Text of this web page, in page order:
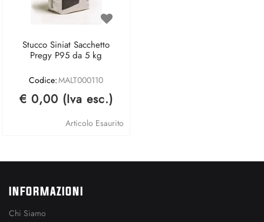
Stucco Siniat Sacchetto
Pregy P95 da 5 kg
Codice:MALT000110
€ 0,00 (Iva esc.)
Articolo Esaurito
INFORMAZIONI
Chi Siamo